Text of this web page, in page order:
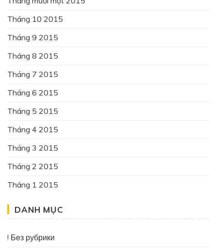
Tháng 10 2015
Tháng 9 2015
Tháng 8 2015
Tháng 7 2015
Tháng 6 2015
Tháng 5 2015
Tháng 4 2015
Tháng 3 2015
Tháng 2 2015
Tháng 1 2015
DANH MỤC
! Без рубрики